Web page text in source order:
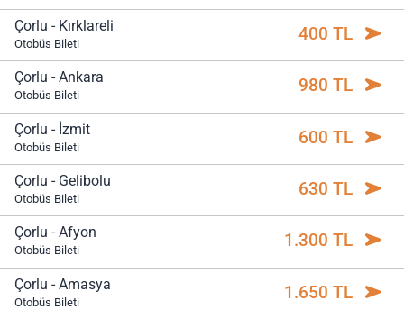
Çorlu - Kırklareli
Otobüs Bileti 400 TL
Çorlu - Ankara
Otobüs Bileti 980 TL
Çorlu - İzmit
Otobüs Bileti 600 TL
Çorlu - Gelibolu
Otobüs Bileti 630 TL
Çorlu - Afyon
Otobüs Bileti 1.300 TL
Çorlu - Amasya
Otobüs Bileti 1.650 TL